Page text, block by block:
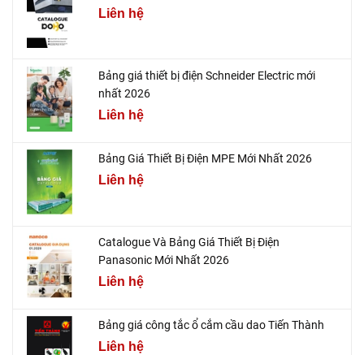
Liên hệ
Bảng giá thiết bị điện Schneider Electric mới
nhất 2026
Liên hệ
Bảng Giá Thiết Bị Điện MPE Mới Nhất 2026
Liên hệ
Catalogue Và Bảng Giá Thiết Bị Điện
Panasonic Mới Nhất 2026
Liên hệ
Bảng giá công tắc ổ cắm cầu dao Tiến Thành
Liên hệ